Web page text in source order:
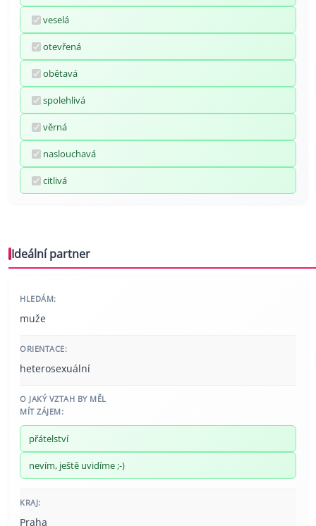
veselá
otevřená
obětavá
spolehlivá
věrná
naslouchavá
citlivá
Ideální partner
HLEDÁM:
muže
ORIENTACE:
heterosexuální
O JAKÝ VZTAH BY MĚL
MÍT ZÁJEM:
přátelství
nevím, ještě uvidíme ;-)
KRAJ:
Praha